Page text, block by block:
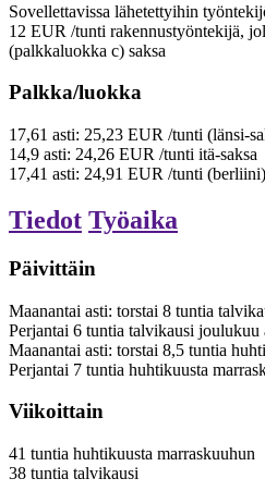
Sovellettavissa lähetettyihin
12 EUR /tunti rakennustyöntekijä,
(palkkaluokka c) saksa
Palkka/luokka
17,61 asti: 25,23 EUR /tunti (länsi-
14,9 asti: 24,26 EUR /tunti itä-saksa
17,41 asti: 24,91 EUR /tunti (berliini)
Tiedot Työaika
Päivittäin
Maanantai asti: torstai 8 tuntia
Perjantai 6 tuntia talvikausi joulukuu
Maanantai asti: torstai 8,5 tuntia
Perjantai 7 tuntia huhtikuusta
Viikoittain
41 tuntia huhtikuusta marraskuuhun
38 tuntia talvikausi